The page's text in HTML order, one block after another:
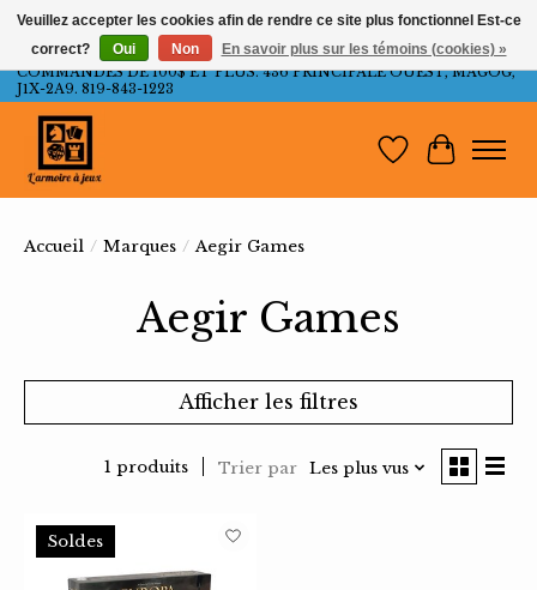
LIVRAISON GRATUITE AU QUÉBEC ET ONTARIO POUR LES
COMMANDES DE 100$ ET PLUS. 436 PRINCIPALE OUEST, MAGOG,
J1X-2A9. 819-843-1223
Liste dePanier
Accueil / Marques / Aegir Games
Aegir Games
Afficher les filtres
1 produits Trier par Les plus vus
Soldes
Veuillez accepter les cookies afin de rendre ce site plus fonctionnel Est-ce
correct?
Oui Non En savoir plus sur les témoins (cookies) »